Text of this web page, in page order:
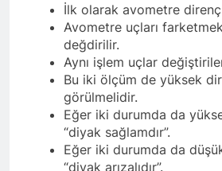
İlk olarak avometre direnç
Avometre uçları
değdirilir.
Aynı işlem uçlar
Bu iki ölçüm de yüksek
görülmelidir.
Eğer iki durumda da
“diyak sağlamdır”.
Eğer iki durumda da
“diyak arızalıdır”.